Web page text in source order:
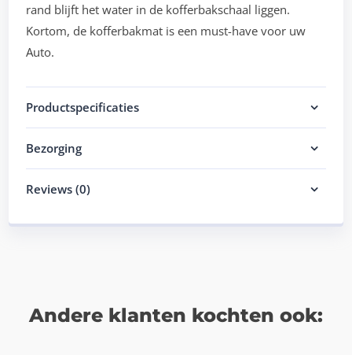
rand blijft het water in de kofferbakschaal liggen.
Kortom, de kofferbakmat is een must-have voor uw
Auto.
Productspecificaties
Bezorging
Reviews (0)
Andere klanten kochten ook: